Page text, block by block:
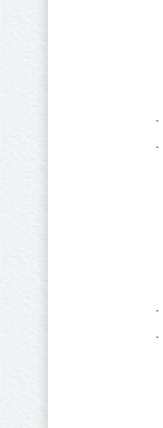
·
·
·
·